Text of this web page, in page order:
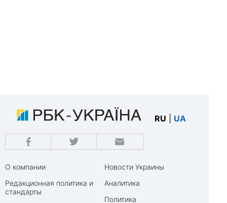
RU UA
О компании
Редакционная политика и
стандарты
Новости Украины
Аналитика
Политика